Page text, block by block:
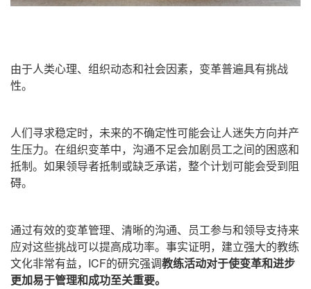
由于人类心理、组织动态和社会因素，变革普遍具有挑战
性。
人们寻求稳定时，未来的不确定性可能会让人迷失方向并产
生压力。在组织变革中，沟通不足会加剧员工之间的困惑和
抵制。如果领导者抵制或缺乏承诺，整个计划可能会受到阻
碍。
通过有效的变革管理、清晰的沟通、员工参与和领导支持来
应对这些挑战可以提高成功率。 事实证明，建立强大的教练
文化非常有益，ICF的研究强调教练活动对于使变革和进步
更加易于管理和成功至关重要。